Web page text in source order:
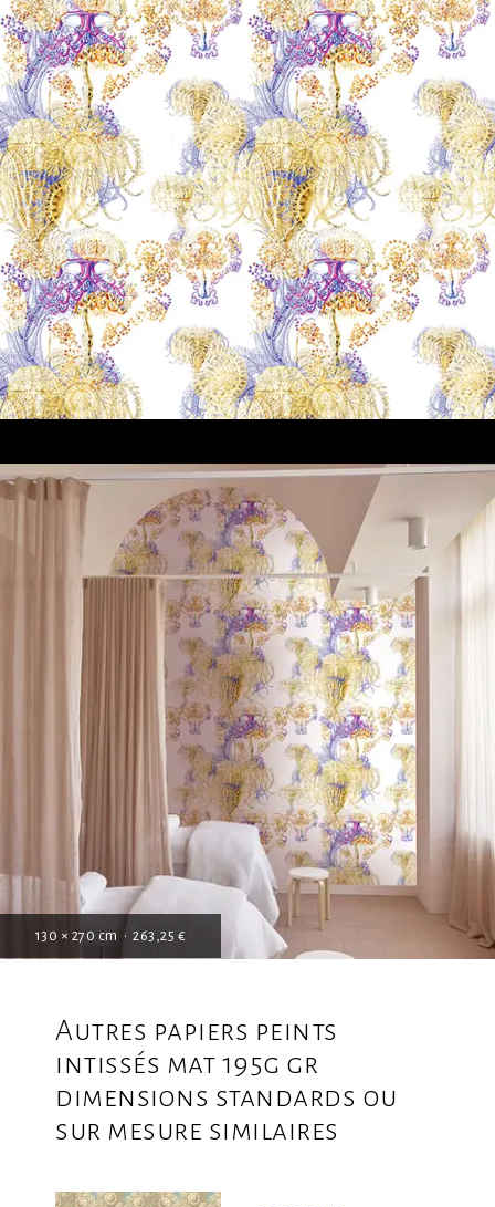
130 × 270 cm • 263,25 €
Autres papiers peints
intissés mat 195g gr
dimensions standards ou
sur mesure similaires